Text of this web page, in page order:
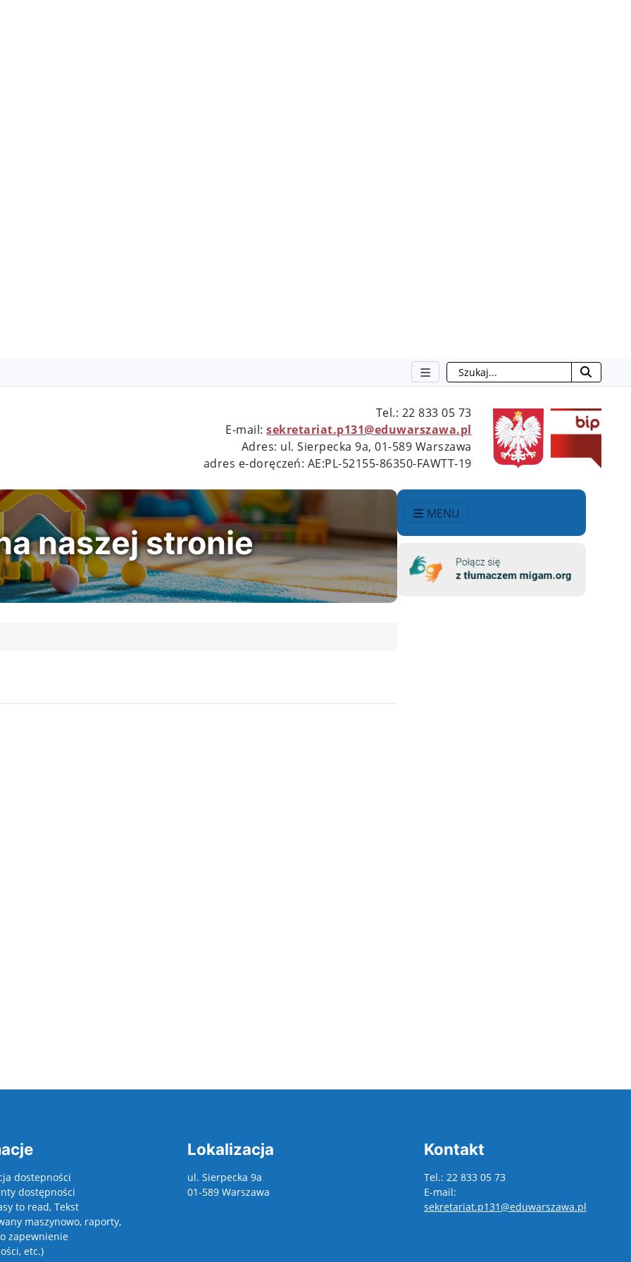
Szukaj
Tel.: 22 833 05 73
E-mail:sekretariat.p131@eduwarszawa.pl
Adres: ul. Sierpecka 9a, 01-589 Warszawa
adres e-doręczeń: AE:PL-52155-86350-FAWTT-19
MENU
naszej stronie
dostepności
dostępności
to read, Tekst
maszynowo, raporty,
zapewnienie
etc.)
Lokalizacja
ul. Sierpecka 9a
01-589 Warszawa
Kontakt
Tel.: 22 833 05 73
E-mail:
sekretariat.p131@eduwarszawa.pl